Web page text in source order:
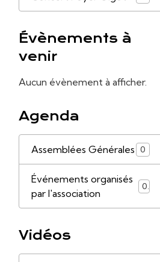
Évènements à
venir
Aucun évènement à afficher.
Agenda
Assemblées Générales 0
Événements organisés
par l'association
0
Vidéos